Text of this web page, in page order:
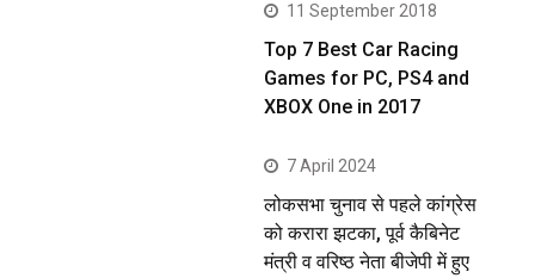
11 September 2018
Top 7 Best Car Racing
Games for PC, PS4 and
XBOX One in 2017
7 April 2024
लोकसभा चुनाव से पहले कांग्रेस
को करारा झटका, पूर्व कैबिनेट
मंत्री व वरिष्ठ नेता बीजेपी में हुए